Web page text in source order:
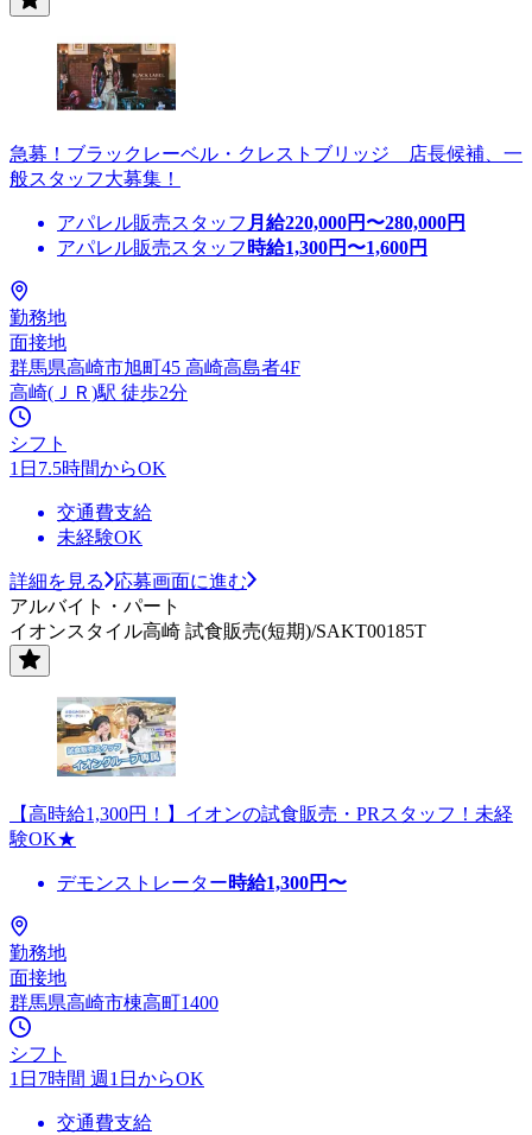
急募！ブラックレーベル・クレストブリッジ 店長候補、一
般スタッフ大募集！
アパレル販売スタッフ 月給220,000円〜280,000円
アパレル販売スタッフ 時給1,300円〜1,600円
勤務地
面接地
群馬県高崎市旭町45 高崎高島者4F
高崎(ＪＲ)駅 徒歩2分
シフト
1日7.5時間からOK
交通費支給
未経験OK
詳細を見る
応募画面に進む
アルバイト・パート
イオンスタイル高崎 試食販売(短期)/SAKT00185T
【高時給1,300円！】イオンの試食販売・PRスタッフ！未経
験OK★
デモンストレーター時給1,300円〜
勤務地
面接地
群馬県高崎市棟高町1400
シフト
1日7時間 週1日からOK
交通費支給